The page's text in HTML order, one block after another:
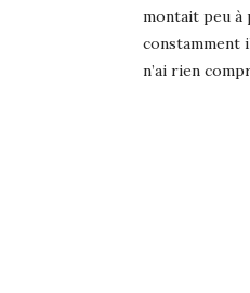
montait peu à
constamment
n’ai rien